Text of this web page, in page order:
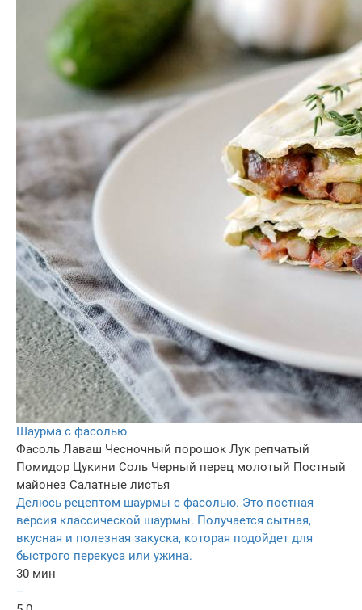
Шаурма с фасолью
Фасоль Лаваш Чесночный порошок Лук репчатый
Помидор Цукини Соль Черный перец молотый Постный
майонез Салатные листья
Делюсь рецептом шаурмы с фасолью. Это постная
версия классической шаурмы. Получается сытная,
вкусная и полезная закуска, которая подойдет для
быстрого перекуса или ужина.
30 мин
–